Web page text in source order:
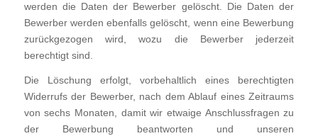
werden die Daten der Bewerber gelöscht. Die Daten der
Bewerber werden ebenfalls gelöscht, wenn eine Bewerbung
zurückgezogen wird, wozu die Bewerber jederzeit
berechtigt sind.
Die Löschung erfolgt, vorbehaltlich eines berechtigten
Widerrufs der Bewerber, nach dem Ablauf eines Zeitraums
von sechs Monaten, damit wir etwaige Anschlussfragen zu
der Bewerbung beantworten und unseren